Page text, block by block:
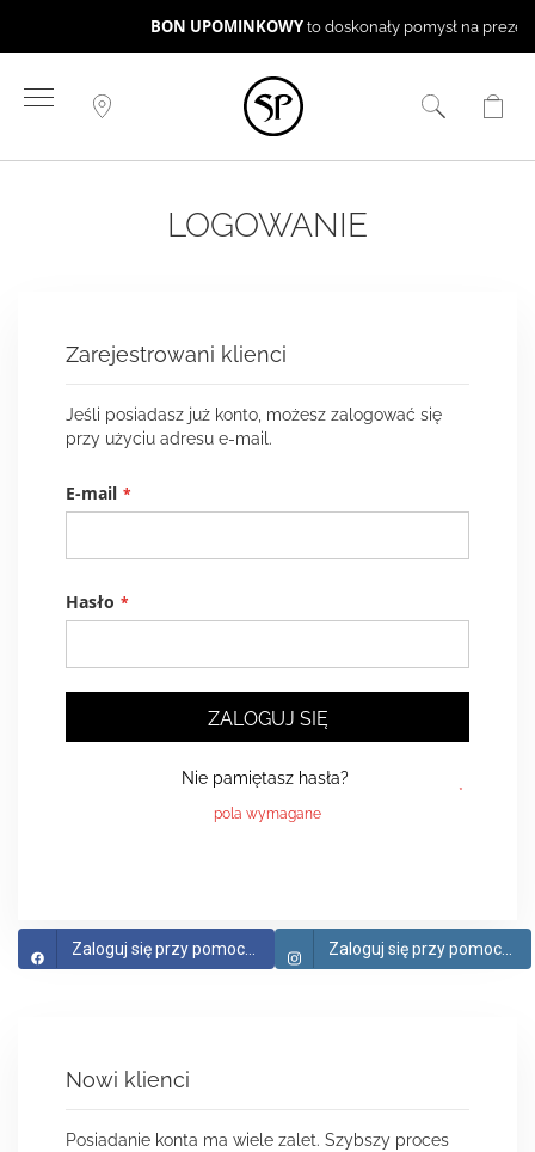
BON UPOMINKOWYto doskonały pomysł na prezent ☻
do
treści
LOGOWANIE
Zarejestrowani klienci
Jeśli posiadasz już konto, możesz zalogować się
przy użyciu adresu e-mail.
E-mail
Hasło
ZALOGUJ SIĘ
Nie pamiętasz hasła?
Zaloguj się przy pomocy Facebook Zaloguj się przy pomocy Instagram
Nowi klienci
Posiadanie konta ma wiele zalet. Szybszy proces